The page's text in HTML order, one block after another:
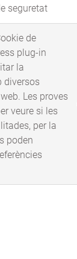
seguretat
de
plug-in
la
diversos
Les proves
veure si les
per la
poden